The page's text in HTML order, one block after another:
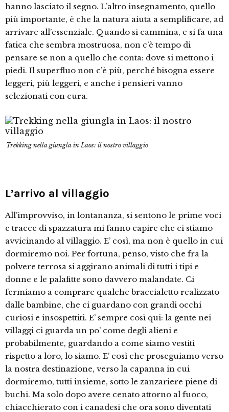
hanno lasciato il segno. L’altro insegnamento, quello
più importante, è che la natura aiuta a semplificare, ad
arrivare all’essenziale. Quando si cammina, e si fa una
fatica che sembra mostruosa, non c’è tempo di
pensare se non a quello che conta: dove si mettono i
piedi. Il superfluo non c’è più, perché bisogna essere
leggeri, più leggeri, e anche i pensieri vanno
selezionati con cura.
Trekking nella giungla in Laos: il nostro villaggio
L’arrivo al villaggio
All’improvviso, in lontananza, si sentono le prime voci
e tracce di spazzatura mi fanno capire che ci stiamo
avvicinando al villaggio. E’ così, ma non è quello in cui
dormiremo noi. Per fortuna, penso, visto che fra la
polvere terrosa si aggirano animali di tutti i tipi e
donne e le palafitte sono davvero malandate. Ci
fermiamo a comprare qualche braccialetto realizzato
dalle bambine, che ci guardano con grandi occhi
curiosi e insospettiti. E’ sempre così qui: la gente nei
villaggi ci guarda un po’ come degli alieni e
probabilmente, guardando a come siamo vestiti
rispetto a loro, lo siamo. E’ così che proseguiamo verso
la nostra destinazione, verso la capanna in cui
dormiremo, tutti insieme, sotto le zanzariere piene di
buchi. Ma solo dopo avere cenato attorno al fuoco,
chiacchierato con i canadesi che ora sono diventati